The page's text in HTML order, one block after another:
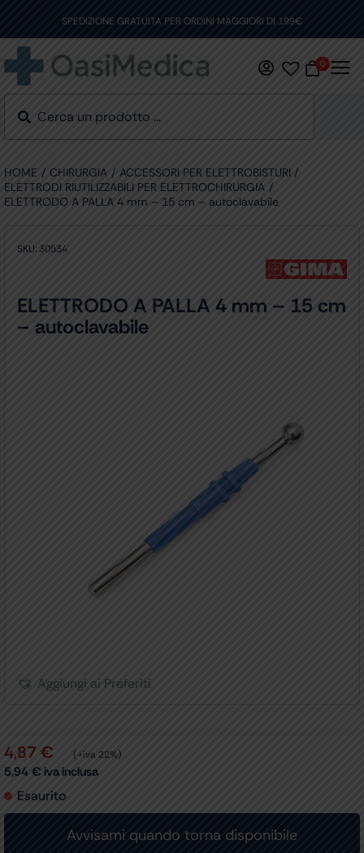
content
SPEDIZIONE GRATUITA PER ORDINI MAGGIORI DI 199€
0
HOME CHIRURGIA
ACCESSORI PER ELETTROBISTURI
ELETTRODI RIUTILIZZABILI PER ELETTROCHIRURGIA
ELETTRODO A PALLA 4 mm – 15 cm – autoclavabile
SKU: 30534
ELETTRODO A PALLA 4 mm – 15 cm
– autoclavabile
Aggiungi ai Preferiti
4,87 € (+iva 22%)
5,94 € iva inclusa
Esaurito